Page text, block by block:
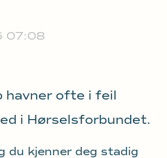
havner ofte i feil
i Hørselsforbundet.
du kjenner deg stadig
07:08